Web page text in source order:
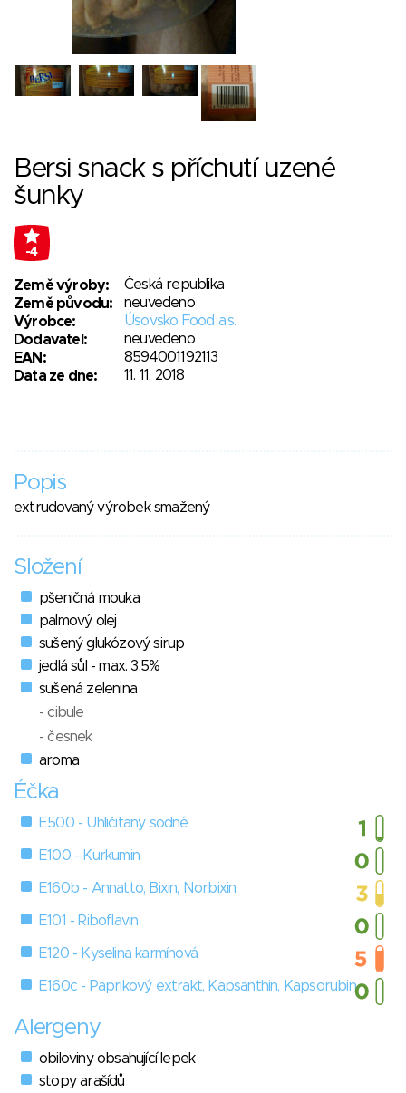
Bersi snack s příchutí uzené
šunky
-4
Země výroby:
Česká republika
Země původu:
neuvedeno
Výrobce:
Úsovsko Food a.s.
Dodavatel:
neuvedeno
EAN:
8594001192113
Data ze dne:
11. 11. 2018
Popis
extrudovaný výrobek smažený
Složení
pšeničná mouka
palmový olej
sušený glukózový sirup
jedlá sůl - max. 3,5%
sušená zelenina
- cibule
- česnek
aroma
Éčka
E500 - Uhličitany sodné
E100 - Kurkumin
E160b - Annatto, Bixin, Norbixin
E101 - Riboflavin
E120 - Kyselina karmínová
E160c - Paprikový extrakt, Kapsanthin, Kapsorubin
Alergeny
obiloviny obsahující lepek
stopy arašídů